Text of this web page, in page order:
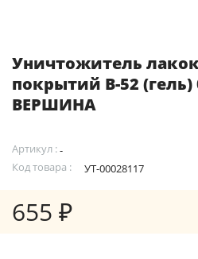
Уничтожитель
покрытий В-52 (гель)
ВЕРШИНА
Артикул :-
Код товара :
УТ-00028117
655 ₽